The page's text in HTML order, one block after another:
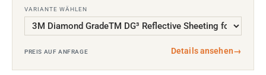
VARIANTE WÄHLEN
PREIS AUF ANFRAGE Details ansehen→